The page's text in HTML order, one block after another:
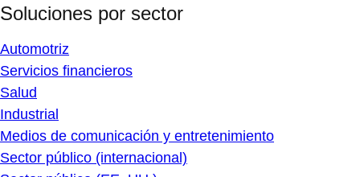
Soluciones por sector
Automotriz
Servicios financieros
Salud
Industrial
Medios de comunicación y entretenimiento
Sector público (internacional)